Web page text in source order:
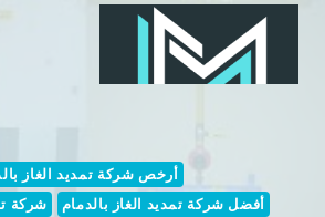
أرخص شركة تمديد الغاز
أفضل شركة تمديد الغاز بالدمام
شركة